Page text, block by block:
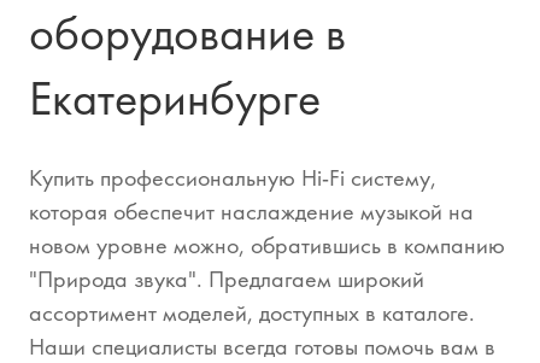
оборудование в
Екатеринбурге
Купить профессиональную Hi-Fi систему,
которая обеспечит наслаждение музыкой на
новом уровне можно, обратившись в компанию
"Природа звука". Предлагаем широкий
ассортимент моделей, доступных в каталоге.
Наши специалисты всегда готовы помочь вам в